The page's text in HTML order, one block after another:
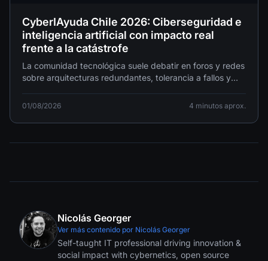
CyberIAyuda Chile 2026: Ciberseguridad e
inteligencia artificial con impacto real
frente a la catástrofe
La comunidad tecnológica suele debatir en foros y redes
sobre arquitecturas redundantes, tolerancia a fallos y
ocurre en el mundo físico, no hay failover automático ni
respaldo en la nube que pueda solucionarlo con un clic.
01/08/2026 4 minutos aprox.
Nicolás Georger
Ver más contenido por Nicolás Georger
Self-taught IT professional driving innovation &
social impact with cybernetics, open source